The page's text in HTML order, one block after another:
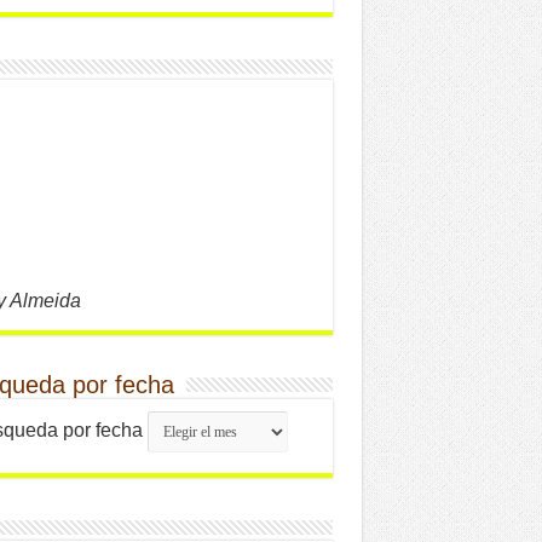
Almeida
por fecha
por fecha